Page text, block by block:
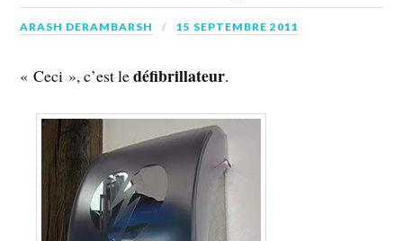
ARASH DERAMBARSH 15 SEPTEMBRE 2011
« Ceci », c’est ledéfibrillateur.